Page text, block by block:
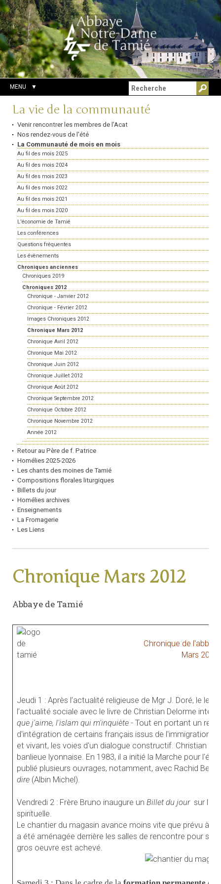
Aller
au
contenu.
|
Aller
à
la
navigation
Outils
personnels
Chercher par
Recherche
avancée…
MENU
Navigation
La vie de la communauté
Venir rencontrer les membres de l'Acat
Nos rendez-vous de l'été
La Communauté de mois en mois
Au fil des mois 2025
Au fil des mois 2024
Au fil des mois 2023
Au fil des mois 2022
Au fil des mois 2021
Au fil des mois 2020
L'économie de Tamié
Les conférences
Questions fréquentes
Les évènements
Chroniques anciennes
Chroniques 2019
Chroniques 2012
Chronique - Janvier 2012
Chronique - Février 2012
Images Chroniques 2012
Chronique Mars 2012
Chronique Avril 2012
Chronique Mai 2012
Chronique Juin 2012
Chronique Juillet 2012
Chronique Août 2012
Chronique Septembre 2012
Chronique Octobre 2012
Chronique Novembre 2012
Année 2012
Retour au Père de f. Patrice
Homélies 2025-2026
Les chants des moines de Tamié
Compositions florales liturgiques
Billets du jour
Homélies archives
Enseignements
La Fromagerie
Les Liens
Chronique Mars 2012
Abbaye de Tamié
Chronique de
Mars 2012
Jeudi 1 : Après l’actualité religieuse de Mgr J. Doré, le
l’actualité sociale avec le livre de Christian Delorme
que j'aime, l'islam qui m'inquiète - Tout en portant un
d'intégration de certains français issus de l'immigration,
et vivant, les voies d'un dialogue constructif. Christian
banlieue lyonnaise. En 1983, il a initié la Marche pour
publié plusieurs ouvrages, notamment, avec Rachid
dire (Albin Michel).
Vendredi 2 : Frère Bruno inaugure un Billet du jour sur le
spirituelle.
Le chantier du magasin avance moins vite que prévu à
a été aménagée derrière les salles de rencontre pour
gros oeuvre est achevé.